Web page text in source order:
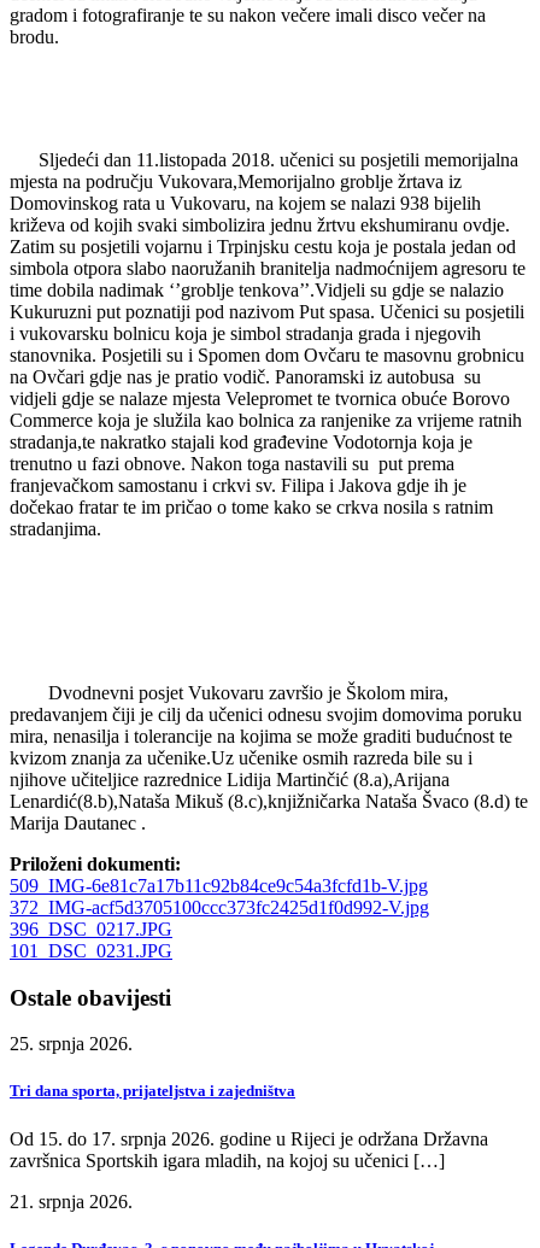
gradom i fotografiranje te su nakon večere imali disco večer na
brodu.
Sljedeći dan 11.listopada 2018. učenici su posjetili memorijalna
mjesta na području Vukovara,Memorijalno groblje žrtava iz
Domovinskog rata u Vukovaru, na kojem se nalazi 938 bijelih
križeva od kojih svaki simbolizira jednu žrtvu ekshumiranu ovdje.
Zatim su posjetili vojarnu i Trpinjsku cestu koja je postala jedan od
simbola otpora slabo naoružanih branitelja nadmoćnijem agresoru te
time dobila nadimak ‘’groblje tenkova’’.Vidjeli su gdje se nalazio
Kukuruzni put poznatiji pod nazivom Put spasa. Učenici su posjetili
i vukovarsku bolnicu koja je simbol stradanja grada i njegovih
stanovnika. Posjetili su i Spomen dom Ovčaru te masovnu grobnicu
na Ovčari gdje nas je pratio vodič. Panoramski iz autobusa su
vidjeli gdje se nalaze mjesta Velepromet te tvornica obuće Borovo
Commerce koja je služila kao bolnica za ranjenike za vrijeme ratnih
stradanja,te nakratko stajali kod građevine Vodotornja koja je
trenutno u fazi obnove. Nakon toga nastavili su put prema
franjevačkom samostanu i crkvi sv. Filipa i Jakova gdje ih je
dočekao fratar te im pričao o tome kako se crkva nosila s ratnim
stradanjima.
Dvodnevni posjet Vukovaru završio je Školom mira,
predavanjem čiji je cilj da učenici odnesu svojim domovima poruku
mira, nenasilja i tolerancije na kojima se može graditi budućnost te
kvizom znanja za učenike.Uz učenike osmih razreda bile su i
njihove učiteljice razrednice Lidija Martinčić (8.a),Arijana
Lenardić(8.b),Nataša Mikuš (8.c),knjižničarka Nataša Švaco (8.d) te
Marija Dautanec .
Priloženi dokumenti:
509_IMG-6e81c7a17b11c92b84ce9c54a3fcfd1b-V.jpg
372_IMG-acf5d3705100ccc373fc2425d1f0d992-V.jpg
396_DSC_0217.JPG
101_DSC_0231.JPG
Ostale obavijesti
25. srpnja 2026.
Tri dana sporta, prijateljstva i zajedništva
Od 15. do 17. srpnja 2026. godine u Rijeci je održana Državna
završnica Sportskih igara mladih, na kojoj su učenici […]
21. srpnja 2026.